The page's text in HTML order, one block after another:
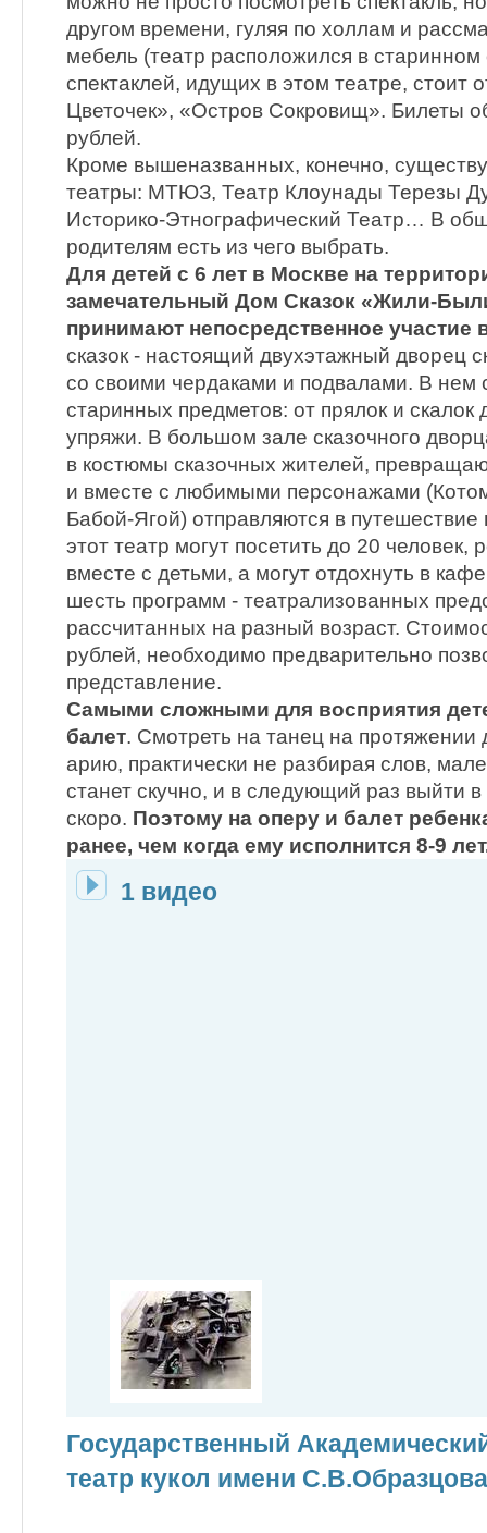
другом времени, гуляя по холлам и
мебель (театр расположился в старинном
спектаклей, идущих в этом театре, стоит
Цветочек», «Остров Сокровищ». Билеты
рублей.
Кроме вышеназванных, конечно,
театры: МТЮЗ, Театр Клоунады Терезы
Историко-Этнографический Театр… В
родителям есть из чего выбрать.
Для детей с 6 лет в Москве на
замечательный Дом Сказок «Жили-
принимают непосредственное участие
сказок - настоящий двухэтажный дворец
со своими чердаками и подвалами. В нем
старинных предметов: от прялок и
упряжи. В большом зале сказочного
в костюмы сказочных жителей,
и вместе с любимыми персонажами
Бабой-Ягой) отправляются в путешествие
этот театр могут посетить до 20 человек,
вместе с детьми, а могут отдохнуть в
шесть программ - театрализованных
рассчитанных на разный возраст.
рублей, необходимо предварительно
представление.
Самыми сложными для восприятия
балет. Смотреть на танец на протяжении
арию, практически не разбирая слов,
станет скучно, и в следующий раз выйти в
скоро. Поэтому на оперу и балет
ранее, чем когда ему исполнится 8-9
1 видео
Государственный
театр кукол имени С.В.Образцова